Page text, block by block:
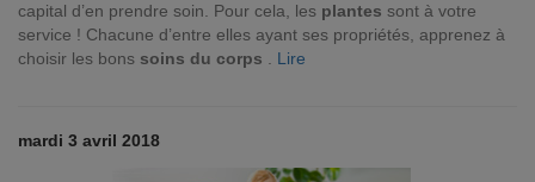
capital d’en prendre soin. Pour cela, les plantes sont à votre
service ! Chacune d’entre elles ayant ses propriétés, apprenez à
choisir les bons soins du corps Lire
mardi 3 avril 2018